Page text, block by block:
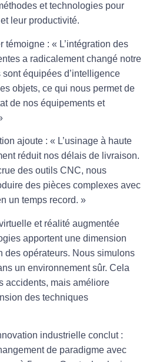
ettechnologies pour
leur productivité.
témoigne : « L’intégration des
a radicalement changé notre
équipées d’intelligence
objets, ce qui nous permet de
de nos équipements et
ajoute : « L’usinage à haute
réduit nos délais de livraison.
des outils CNC, nous
des pièces complexes avec
un temps record. »
et réalité augmentée
apportent une dimension
des opérateurs. Nous simulons
un environnement sûr. Cela
accidents, mais améliore
des techniques
industrielle conclut :
de paradigme avec